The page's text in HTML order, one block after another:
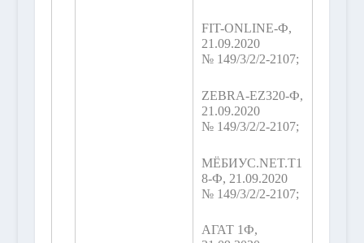
FIT-ONLINE-Ф,
21.09.2020
№ 149/3/2/2-2107;
ZEBRA-EZ320-Ф,
21.09.2020
№ 149/3/2/2-2107;
МЁБИУС.NET.T1
8-Ф, 21.09.2020
№ 149/3/2/2-2107;
АГАТ 1Ф,